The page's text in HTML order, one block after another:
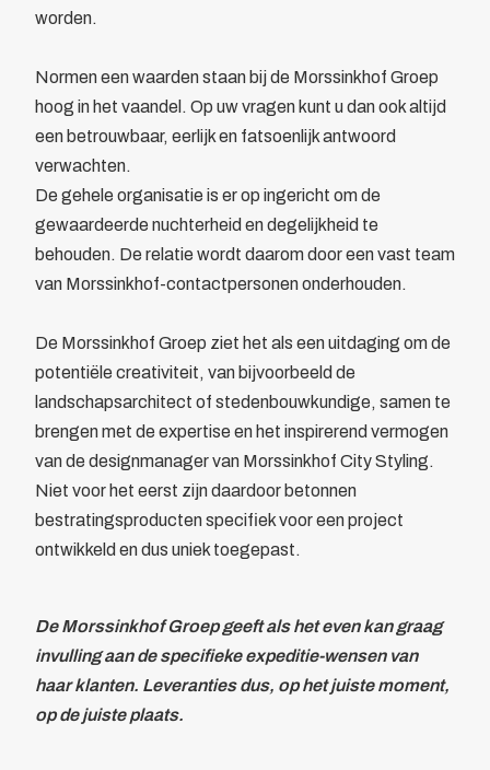
Agenda
Contact
Lid worden
worden.
Normen een waarden staan bij de Morssinkhof Groep
hoog in het vaandel. Op uw vragen kunt u dan ook altijd
een betrouwbaar, eerlijk en fatsoenlijk antwoord
verwachten.
De gehele organisatie is er op ingericht om de
gewaardeerde nuchterheid en degelijkheid te
behouden. De relatie wordt daarom door een vast team
van Morssinkhof-contactpersonen onderhouden.
De Morssinkhof Groep ziet het als een uitdaging om de
potentiële creativiteit, van bijvoorbeeld de
landschapsarchitect of stedenbouwkundige, samen te
brengen met de expertise en het inspirerend vermogen
van de designmanager van Morssinkhof City Styling.
Niet voor het eerst zijn daardoor betonnen
bestratingsproducten specifiek voor een project
ontwikkeld en dus uniek toegepast.
De Morssinkhof Groep geeft als het even kan graag
invulling aan de specifieke expeditie-wensen van
haar klanten. Leveranties dus, op het juiste moment,
op de juiste plaats.